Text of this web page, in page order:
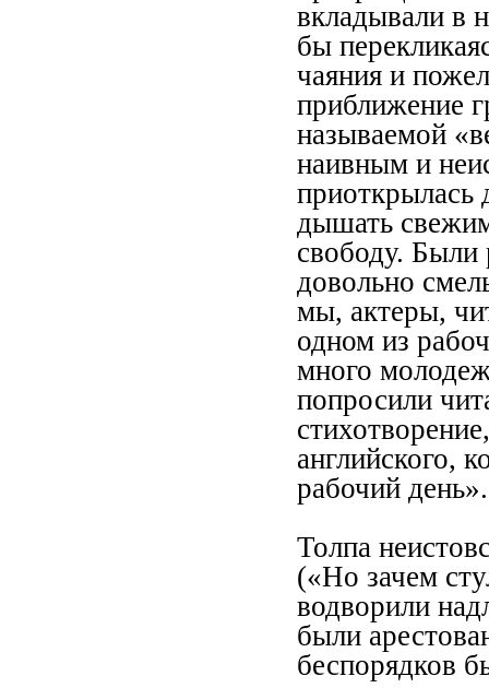
вкладывали в
бы
чаяния и
приближение
называемой
наивным и
приоткрылась
дышать
свободу. Были
довольно
мы, актеры,
одном из
много
попросили
английского,
рабочий день».
Толпа
(«Но зачем
водворили
были
беспорядков